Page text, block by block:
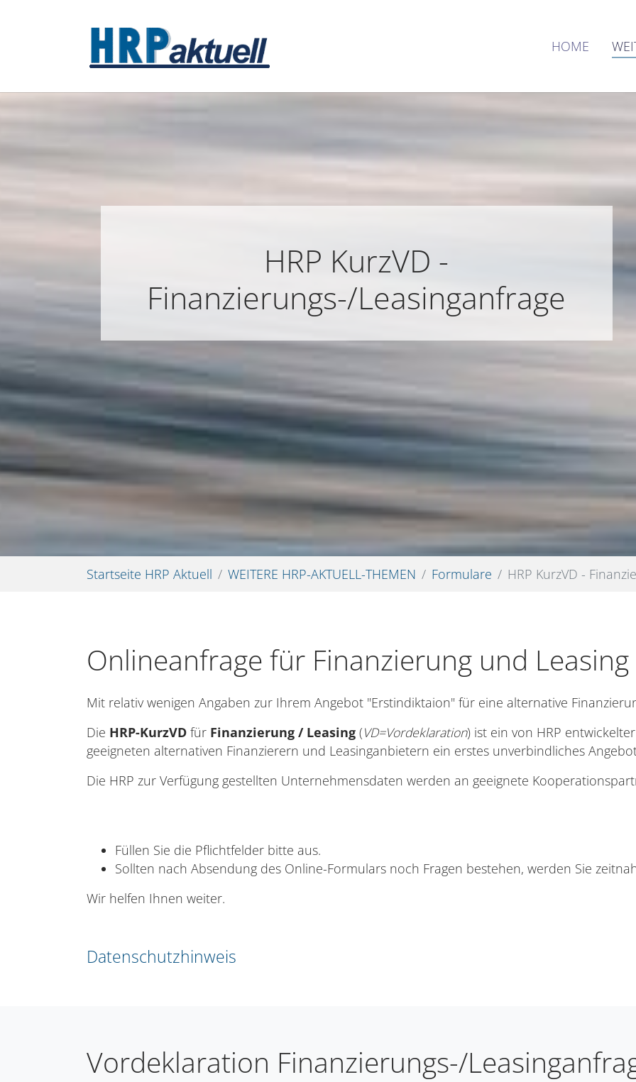
Zum Hauptinhalt springen
HOME
HRP KurzVD -
Finanzierungs-/Leasinganfrage
Sie sind hier:
Startseite HRP Aktuell WEITERE HRP-AKTUELL-THEMEN Formulare HRP KurzVD -
Onlineanfrage für Finanzierung und Leasing
Mit relativ wenigen Angaben zur Ihrem Angebot "Erstindiktaion" für eine alternative
Die HRP-KurzVD für Finanzierung / Leasing (VD=Vordeklaration) ist ein von HRP
geeigneten alternativen Finanzierern und Leasinganbietern ein erstes unverbindliches
Die HRP zur Verfügung gestellten Unternehmensdaten werden an geeignete
Füllen Sie die Pflichtfelder bitte aus.
Sollten nach Absendung des Online-Formulars noch Fragen bestehen, werden Sie
Wir helfen Ihnen weiter.
Datenschutzhinweis
Vordeklaration Finanzierungs-/